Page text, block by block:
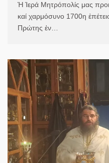
Ἡ Ἱερά Μητρόπολίς μας
καί χαρμόσυνο 1700η
Πρώτης ἐν…